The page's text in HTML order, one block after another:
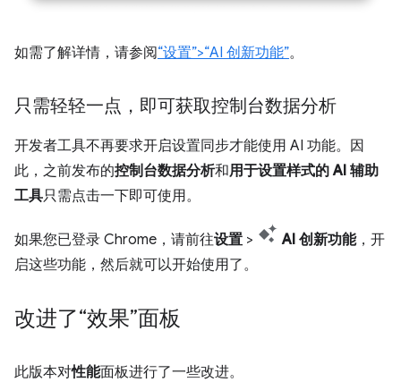
如需了解详情，请参阅“设置”>“AI 创新功能”。
只需轻轻一点，即可获取控制台数据分析
开发者工具不再要求开启设置同步才能使用 AI 功能。因
此，之前发布的控制台数据分析和用于设置样式的 AI 辅助
工具只需点击一下即可使用。
如果您已登录 Chrome，请前往设置 > AI 创新功能，开
启这些功能，然后就可以开始使用了。
改进了“效果”面板
此版本对性能面板进行了一些改进。